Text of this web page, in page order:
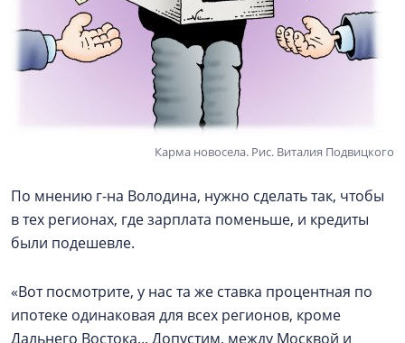
Карма новосела. Рис. Виталия Подвицкого
По мнению г-на Володина, нужно сделать так, чтобы
в тех регионах, где зарплата поменьше, и кредиты
были подешевле.
«Вот посмотрите, у нас та же ставка процентная по
ипотеке одинаковая для всех регионов, кроме
Дальнего Востока... Допустим, между Москвой и